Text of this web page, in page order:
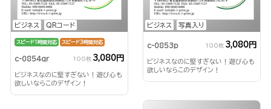
ビジネス QRコード
スピード1時間対応 スピード3時間対応
c-0854qr 100枚 3,080円
ビジネスなのに堅すぎない！遊び心も
欲しいならこのデザイン！
ビジネス 写真入り
c-0853p 100枚 3,080円
ビジネスなのに堅すぎない！遊び心も
欲しいならこのデザイン！